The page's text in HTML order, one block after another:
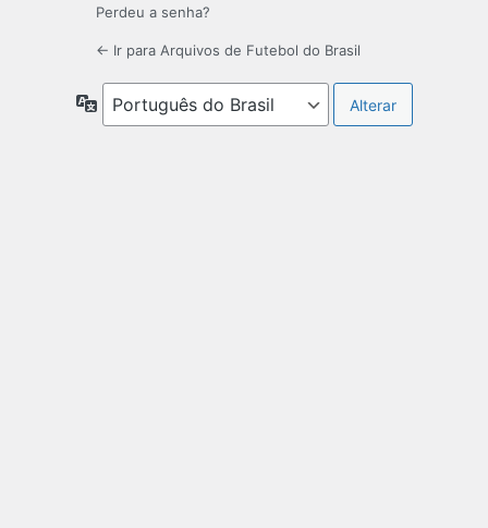
Perdeu a senha?
← Ir para Arquivos de Futebol do Brasil
Idioma